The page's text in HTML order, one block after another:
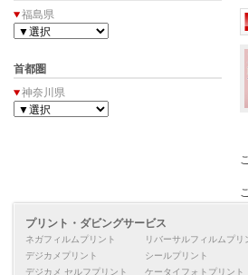
福島県
首都圏
神奈川県
プリント・ダビングサービス
ネガフィルムプリント
デジカメプリント
デジカメ セルフプリント
リバーサルフィルムプリ
シールプリント
ケータイフォトプリント